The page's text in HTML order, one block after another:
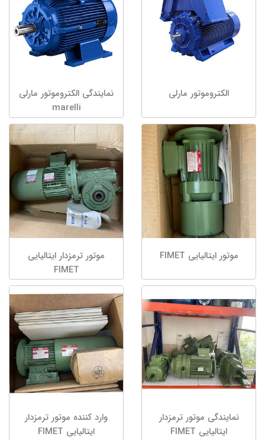
الکتروموتور مارلی
نمایندگی الکتروموتور مارلی
marelli
موتور ایتالیایی FIMET
موتور ترمزدار ایتالیایی
FIMET
نمایندگی موتور ترمزدار
ایتالیایی FIMET
وارد کننده موتور ترمزدار
ایتالیایی FIMET